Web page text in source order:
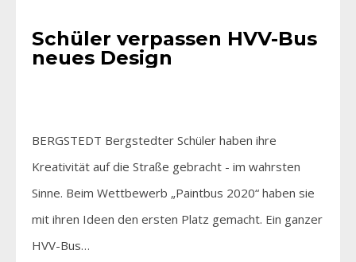
Schüler verpassen HVV-Bus
neues Design
BERGSTEDT Bergstedter Schüler haben ihre
Kreativität auf die Straße gebracht - im wahrsten
Sinne. Beim Wettbewerb „Paintbus 2020“ haben sie
mit ihren Ideen den ersten Platz gemacht. Ein ganzer
HVV-Bus…